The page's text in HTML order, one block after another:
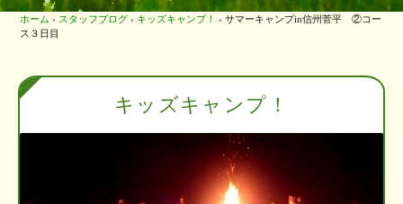
ホーム › スタッフブログ › キッズキャンプ！ › サマーキャンプin信州菅平 ②コー
ス３日目
キッズキャンプ！